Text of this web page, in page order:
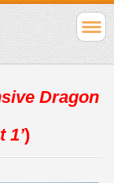
Dragon
1’)